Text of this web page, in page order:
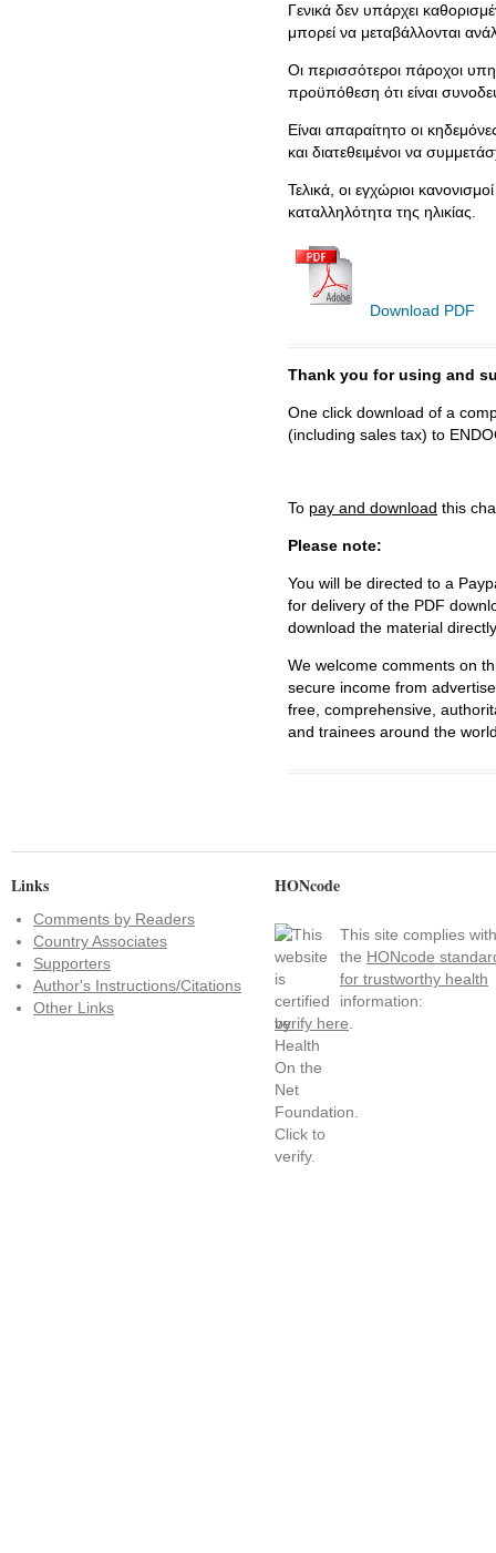
Γενικά δεν υπάρχει
μπορεί να μεταβάλλονται
Οι περισσότεροι πάροχοι
προϋπόθεση ότι είναι
Είναι απαραίτητο οι
και διατεθειμένοι να
Τελικά, οι εγχώριοι
καταλληλότητα της ηλικίας.
Download PDF
Thank you for using and
One click download of a
(including sales tax) to
To pay and download this
Please note:
You will be directed to a
for delivery of the PDF
download the material
We welcome comments on
secure income from
free, comprehensive,
and trainees around the
Links
Comments by Readers
Country Associates
Supporters
Author's Instructions/Citations
Other Links
HONcode
This site complies with
the HONcode
for trustworthy health
information:
verify here